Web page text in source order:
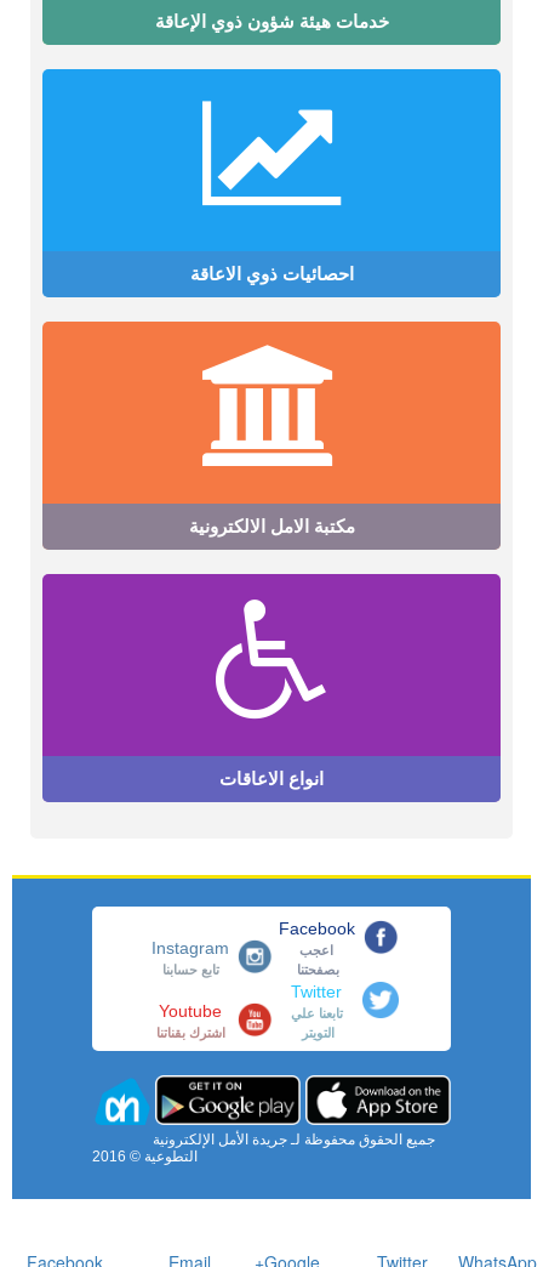
WhatsApp
Twitter
Google+
Email
Facebook
خدمات هيئة شؤون ذوي الإعاقة
احصائيات ذوي الاعاقة
مكتبة الامل الالكترونية
انواع الاعاقات
Facebook
اعجب
بصفحتنا
Instagram
تابع حسابنا
Twitter
تابعنا علي
التويتر
Youtube
اشترك بقناتنا
جميع الحقوق محفوظة لـ جريدة الأمل الإلكترونية
التطوعية © 2016